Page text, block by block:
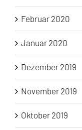
Februar 2020
Januar 2020
Dezember 2019
November 2019
Oktober 2019